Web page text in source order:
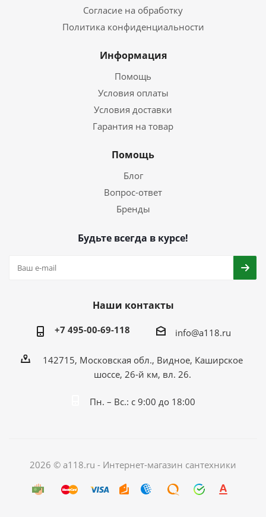
Согласие на обработку
Политика конфиденциальности
Информация
Помощь
Условия оплаты
Условия доставки
Гарантия на товар
Помощь
Блог
Вопрос-ответ
Бренды
Будьте всегда в курсе!
Наши контакты
+7 495-00-69-118 info@a118.ru
142715, Московская обл., Видное, Каширское
шоссе, 26-й км, вл. 26.
Пн. – Вс.: с 9:00 до 18:00
2026 © a118.ru - Интернет-магазин сантехники